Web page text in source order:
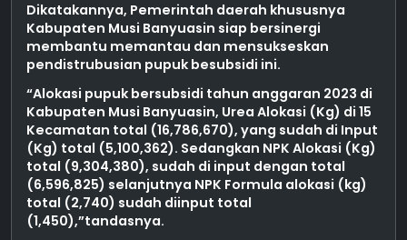
Dikatakannya, Pemerintah daerah khususnya
Kabupaten Musi Banyuasin siap bersinergi
membantu memantau dan mensukseskan
pendistrubusian pupuk besubsidi ini.
“Alokasi pupuk bersubsidi tahun anggaran 2023 di
Kabupaten Musi Banyuasin, Urea Alokasi (Kg) di 15
Kecamatan total (16,786,670), yang sudah di Input
(Kg) total (5,100,362). Sedangkan NPK Alokasi (Kg)
total (9,304,380), sudah di input dengan total
(6,596,825) selanjutnya NPK Formula alokasi (kg)
total (2,740) sudah diinput total
(1,450),”tandasnya.